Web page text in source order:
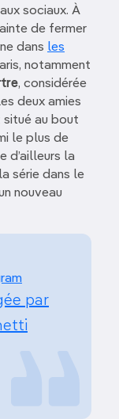
sociaux. À
de fermer
dans les
notamment
, considérée
deux amies
situé au bout
le plus de
d’ailleurs la
série dans le
nouveau
par